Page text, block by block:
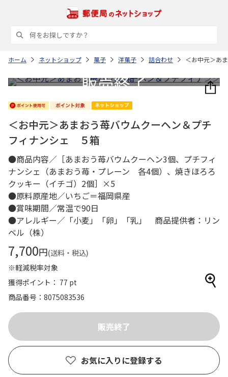
ホーム ネットショップ 菓子 洋菓子 詰合わせ ＜お中元＞あ
＜お中元＞あまおう苺バウムクーヘン＆プチ
フィナンシェ ５箱
●商品内容／［あまおう苺バウムクーヘン3個、プチフィ
ナンシェ（あまおう苺・プレーン 各4個）、焼きほろろ
クッキー（イチゴ）2個］×5
●原料原産地／いちご＝福岡県産
●賞味期間／常温で90日
●アレルギー／「小麦」「卵」「乳」 商品提供者：リン
ベル（株）
7,700円(送料・税込)
※軽減税率対象
獲得ポイント： 77 pt
商品番号
8075083536
お気に入りに登録する